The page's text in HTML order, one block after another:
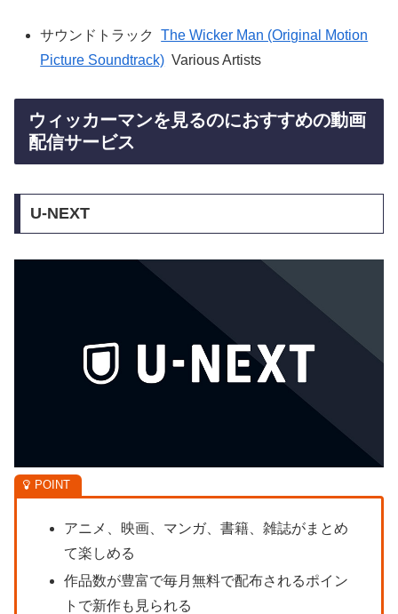
サウンドトラック
The Wicker Man (Original Motion
Picture Soundtrack) Various Artists
ウィッカーマンを見るのにおすすめの動画
配信サービス
U-NEXT
アニメ、映画、マンガ、書籍、雑誌がまとめ
て楽しめる
作品数が豊富で毎月無料で配布されるポイン
トで新作も見られる